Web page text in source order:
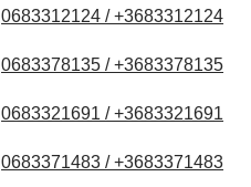
0683312124 / +3683312124
0683378135 / +3683378135
0683321691 / +3683321691
0683371483 / +3683371483